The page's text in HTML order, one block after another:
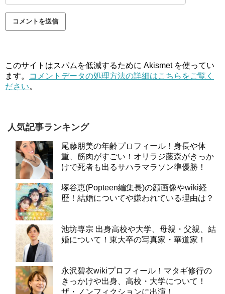
このサイトはスパムを低減するために Akismet を使ってい
ます。
コメントデータの処理方法の詳細はこちらをご覧く
ださい。
人気記事ランキング
尾藤朋美の年齢プロフィール！身長や体
重、筋肉がすごい！オリラジ藤森がきっか
けで死者も出るサハラマラソン準優勝！
塚谷恵(Popteen編集長)の顔画像やwiki経
歴！結婚についてや嫌われている理由は？
池坊専宗 出身高校や大学、母親・父親、結
婚について！東大卒の写真家・華道家！
永沢碧衣wikiプロフィール！マタギ修行の
きっかけや出身、高校・大学について！
ザ・ノンフィクションに出演！